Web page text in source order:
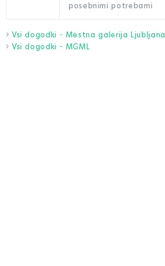
posebnimi potrebami
Vsi dogodki - Mestna galerija Ljubljana
Vsi dogodki - MGML